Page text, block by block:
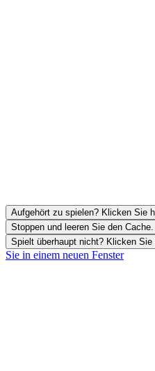
Aufgehört zu spielen? Klicken Sie
Stoppen und leeren Sie den Cache.
Spielt überhaupt nicht? Klicken
Sie in einem neuen Fenster